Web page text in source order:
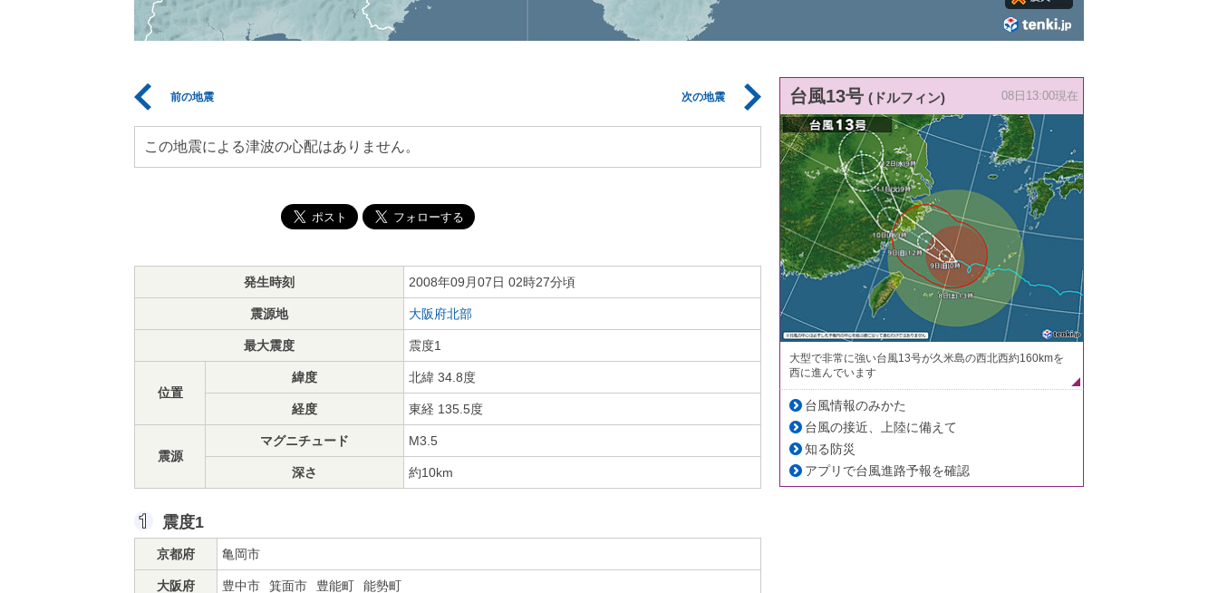
前の地震 次の地震
この地震による津波の心配はありません。
発生時刻 2008年09月07日 02時27分頃
震源地 大阪府北部
最大震度 震度1
位置
緯度 北緯 34.8度
経度 東経 135.5度
震源
マグニチュード M3.5
深さ 約10km
震度1
京都府 亀岡市
大阪府 豊中市 箕面市 豊能町 能勢町
台風13号 (ドルフィン) 08日13:00現在
大型で非常に強い台風13号が久米島の西北西約160kmを
西に進んでいます
台風情報のみかた
台風の接近、上陸に備えて
知る防災
アプリで台風進路予報を確認